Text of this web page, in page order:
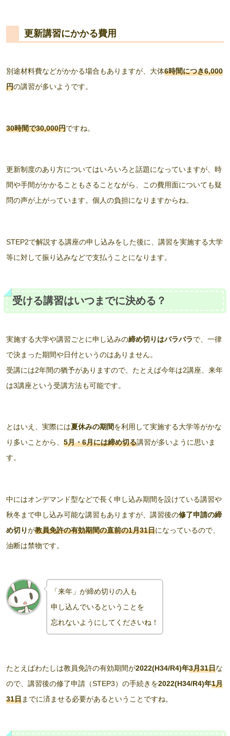
更新講習にかかる費用
別途材料費などがかかる場合もありますが、大体6時間につき6,000
円の講習が多いようです。
30時間で30,000円ですね。
更新制度のあり方についてはいろいろと話題になっていますが、時
間や手間がかかることもさることながら、この費用面についても疑
問の声が上がっています。個人の負担になりますからね。
STEP2で解説する講座の申し込みをした後に、講習を実施する大学
等に対して振り込みなどで支払うことになります。
受ける講習はいつまでに決める？
実施する大学や講習ごとに申し込みの締め切りはバラバラで、一律
で決まった期間や日付というのはありません。
受講には2年間の猶予がありますので、たとえば今年は2講座、来年
は3講座という受講方法も可能です。
とはいえ、実際には夏休みの期間を利用して実施する大学等がかな
り多いことから、 5月・6月には締め切る講習が多いように思いま
す。
中にはオンデマンド型などで長く申し込み期間を設けている講習や
秋冬まで申し込み可能な講習もありますが、講習後の修了申請の締
め切りが教員免許の有効期間の直前の1月31日になっているので、
油断は禁物です。
「来年」が締め切りの人も
申し込んでいるということを
忘れないようにしてくださいね！
たとえばわたしは教員免許の有効期間が2022(H34/R4)年3月31日な
ので、講習後の修了申請（STEP3）の手続きを2022(H34/R4)年1月
31日までに済ませる必要があるということですね。